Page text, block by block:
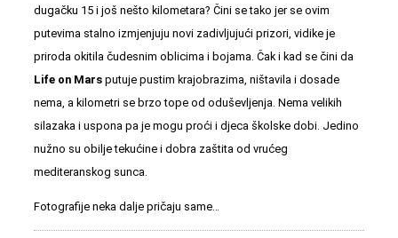
dugačku 15 i još nešto kilometara? Čini se tako jer se ovim
putevima stalno izmjenjuju novi zadivljujući prizori, vidike je
priroda okitila čudesnim oblicima i bojama. Čak i kad se čini da
Life on Mars putuje pustim krajobrazima, ništavila i dosade
nema, a kilometri se brzo tope od oduševljenja. Nema velikih
silazaka i uspona pa je mogu proći i djeca školske dobi. Jedino
nužno su obilje tekućine i dobra zaštita od vrućeg
mediteranskog sunca.
Fotografije neka dalje pričaju same…